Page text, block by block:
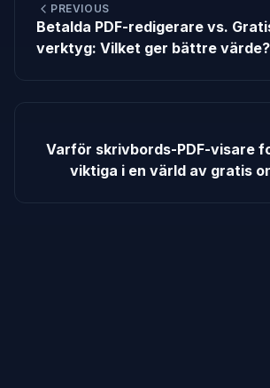
PREVIOUS
Betalda PDF-redigerare vs.
verktyg: Vilket ger bättre värde?
Varför skrivbords-PDF-visare
viktiga i en värld av gratis